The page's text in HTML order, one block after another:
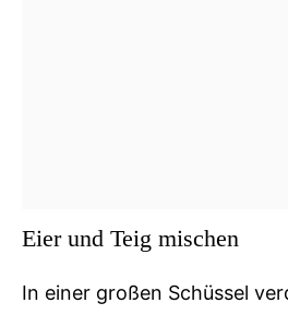
Eier und Teig mischen
In einer großen Schüssel